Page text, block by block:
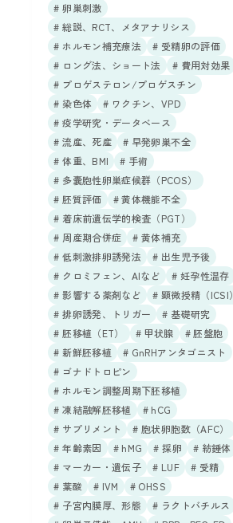
# 卵巣刺激
# 総説、RCT、メタアナリシス
# ホルモン補充療法
# 受精卵の評価
# ロング法、ショート法
# 費用対効果
# プロゲステロン/プロゲスチン
# 染色体
# ワクチン、VPD
# 疫学研究・データベース
# 流産、死産
# 早発卵巣不全
# 体重、BMI
# 手術
# 多嚢胞性卵巣症候群（PCOS）
# 胚質評価
# 黄体機能不全
# 着床前遺伝学的検査（PGT）
# 周産期合併症
# 黄体補充
# 低刺激排卵誘発法
# 出生児予後
# クロミフェン、AIなど
# 妊孕性温存
# 影響する薬剤など
# 顕微授精（ICSI）
# 排卵誘発、トリガー
# 基礎研究
# 胚移植（ET）
# 甲状腺
# 胚盤胞
# 新鮮胚移植
# GnRHアンタゴニスト
# ゴナドトロピン
# ホルモン調整周期下胚移植
# 凍結融解胚移植
# hCG
# サプリメント
# 胞状卵胞数（AFC）
# 年齢素因
# hMG # 採卵
# 紡錘体
# マーカー・遺伝子
# LUF
# 受精
# 葉酸
# IVM
# OHSS
# 子宮内膜厚、形態
# ラクトバチルス